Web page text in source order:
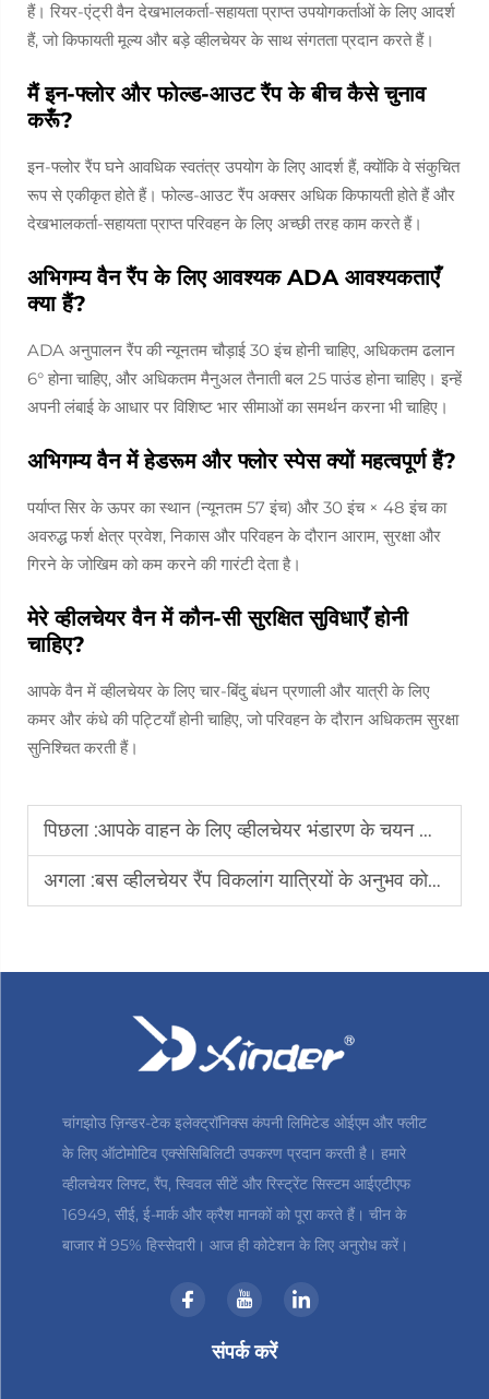
हैं। रियर-एंट्री वैन देखभालकर्ता-सहायता प्राप्त उपयोगकर्ताओं के लिए आदर्श
हैं, जो किफायती मूल्य और बड़े व्हीलचेयर के साथ संगतता प्रदान करते हैं।
मैं इन-फ्लोर और फोल्ड-आउट रैंप के बीच कैसे चुनाव
करूँ?
इन-फ्लोर रैंप घने आवधिक स्वतंत्र उपयोग के लिए आदर्श हैं, क्योंकि वे संकुचित
रूप से एकीकृत होते हैं। फोल्ड-आउट रैंप अक्सर अधिक किफायती होते हैं और
देखभालकर्ता-सहायता प्राप्त परिवहन के लिए अच्छी तरह काम करते हैं।
अभिगम्य वैन रैंप के लिए आवश्यक ADA आवश्यकताएँ
क्या हैं?
ADA अनुपालन रैंप की न्यूनतम चौड़ाई 30 इंच होनी चाहिए, अधिकतम ढलान
6° होना चाहिए, और अधिकतम मैनुअल तैनाती बल 25 पाउंड होना चाहिए। इन्हें
अपनी लंबाई के आधार पर विशिष्ट भार सीमाओं का समर्थन करना भी चाहिए।
अभिगम्य वैन में हेडरूम और फ्लोर स्पेस क्यों महत्वपूर्ण हैं?
पर्याप्त सिर के ऊपर का स्थान (न्यूनतम 57 इंच) और 30 इंच × 48 इंच का
अवरुद्ध फर्श क्षेत्र प्रवेश, निकास और परिवहन के दौरान आराम, सुरक्षा और
गिरने के जोखिम को कम करने की गारंटी देता है।
मेरे व्हीलचेयर वैन में कौन-सी सुरक्षित सुविधाएँ होनी
चाहिए?
आपके वैन में व्हीलचेयर के लिए चार-बिंदु बंधन प्रणाली और यात्री के लिए
कमर और कंधे की पट्टियाँ होनी चाहिए, जो परिवहन के दौरान अधिकतम सुरक्षा
सुनिश्चित करती हैं।
पिछला :आपके वाहन के लिए व्हीलचेयर भंडारण के चयन को कौन-कौन से कारक मार्गदर्शन देते हैं
अगला :बस व्हीलचेयर रैंप विकलांग यात्रियों के अनुभव को कैसे बेहतर बनाता है
चांगझोउ ज़िन्डर-टेक इलेक्ट्रॉनिक्स कंपनी लिमिटेड ओईएम और फ्लीट
के लिए ऑटोमोटिव एक्सेसिबिलिटी उपकरण प्रदान करती है। हमारे
व्हीलचेयर लिफ्ट, रैंप, स्विवल सीटें और रिस्ट्रेंट सिस्टम आईएटीएफ
16949, सीई, ई-मार्क और क्रैश मानकों को पूरा करते हैं। चीन के
बाजार में 95% हिस्सेदारी। आज ही कोटेशन के लिए अनुरोध करें।
संपर्क करें